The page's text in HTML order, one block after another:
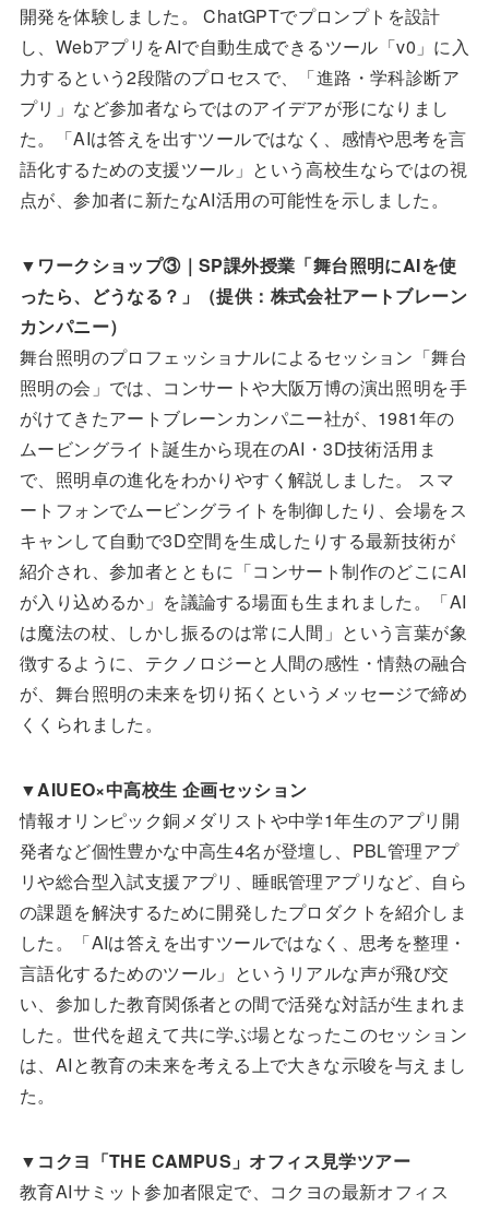
開発を体験しました。 ChatGPTでプロンプトを設計
し、WebアプリをAIで自動生成できるツール「v0」に入
力するという2段階のプロセスで、「進路・学科診断ア
プリ」など参加者ならではのアイデアが形になりまし
た。「AIは答えを出すツールではなく、感情や思考を言
語化するための支援ツール」という高校生ならではの視
点が、参加者に新たなAI活用の可能性を示しました。
▼ ワークショップ③｜SP課外授業「舞台照明にAIを使
ったら、どうなる？」（提供：株式会社アートブレーン
カンパニー）
舞台照明のプロフェッショナルによるセッション「舞台
照明の会」では、コンサートや大阪万博の演出照明を手
がけてきたアートブレーンカンパニー社が、1981年の
ムービングライト誕生から現在のAI・3D技術活用ま
で、照明卓の進化をわかりやすく解説しました。 スマ
ートフォンでムービングライトを制御したり、会場をス
キャンして自動で3D空間を生成したりする最新技術が
紹介され、参加者とともに「コンサート制作のどこにAI
が入り込めるか」を議論する場面も生まれました。「AI
は魔法の杖、しかし振るのは常に人間」という言葉が象
徴するように、テクノロジーと人間の感性・情熱の融合
が、舞台照明の未来を切り拓くというメッセージで締め
くくられました。
▼AIUEO×中高校生 企画セッション
情報オリンピック銅メダリストや中学1年生のアプリ開
発者など個性豊かな中高生4名が登壇し、PBL管理アプ
リや総合型入試支援アプリ、睡眠管理アプリなど、自ら
の課題を解決するために開発したプロダクトを紹介しま
した。「AIは答えを出すツールではなく、思考を整理・
言語化するためのツール」というリアルな声が飛び交
い、参加した教育関係者との間で活発な対話が生まれま
した。世代を超えて共に学ぶ場となったこのセッション
は、AIと教育の未来を考える上で大きな示唆を与えまし
た。
▼ コクヨ「THE CAMPUS」オフィス見学ツアー
教育AIサミット参加者限定で、コクヨの最新オフィス